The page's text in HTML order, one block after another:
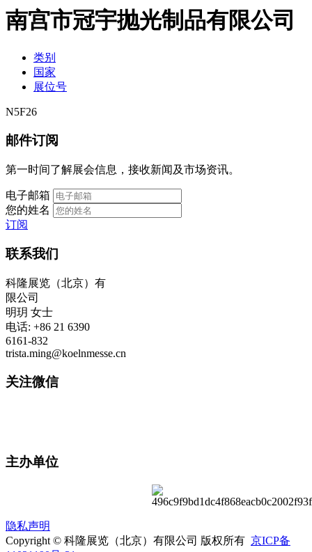
南宫市冠宇抛光制品有限公司
类别
国家
展位号
N5F26
邮件订阅
第一时间了解展会信息，接收新闻及市场资讯。
电子邮箱
您的姓名
订阅
联系我们
科隆展览（北京）有
限公司
明玥 女士
电话: +86 21 6390
6161-832
trista.ming@koelnmesse.cn
关注微信
主办单位
隐私声明
Copyright © 科隆展览（北京）有限公司 版权所有 京ICP备